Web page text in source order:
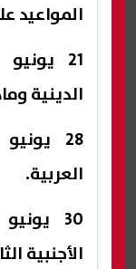
المواعيد
الدينية
العربية.
الأجنبية